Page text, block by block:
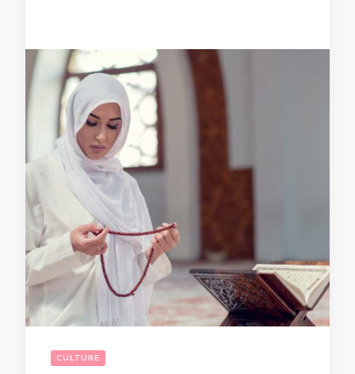
CULTURE